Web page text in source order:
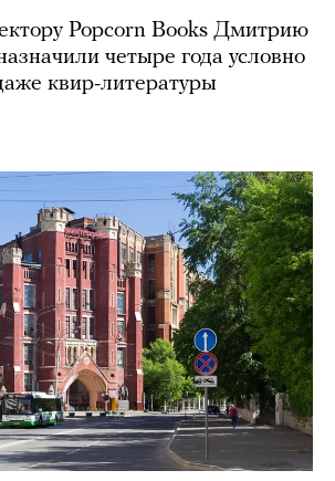
Popcorn Books Дмитрию
четыре года условно
квир-литературы